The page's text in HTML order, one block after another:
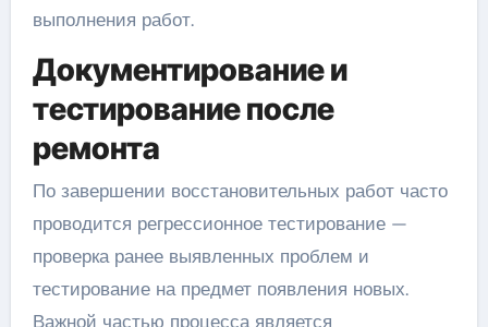
выполнения работ.
Документирование и
тестирование после
ремонта
По завершении восстановительных работ часто
проводится регрессионное тестирование —
проверка ранее выявленных проблем и
тестирование на предмет появления новых.
Важной частью процесса является